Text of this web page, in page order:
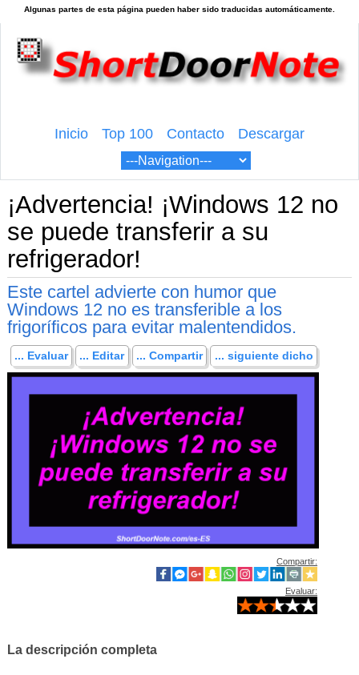
Inicio Top 100 Contacto Descargar
¡Advertencia! ¡Windows 12 no
se puede transferir a su
refrigerador!
Este cartel advierte con humor que
Windows 12 no es transferible a los
frigoríficos para evitar malentendidos.
... Evaluar ... Editar ... Compartir ... siguiente dicho
Compartir:
Evaluar:
La descripción completa